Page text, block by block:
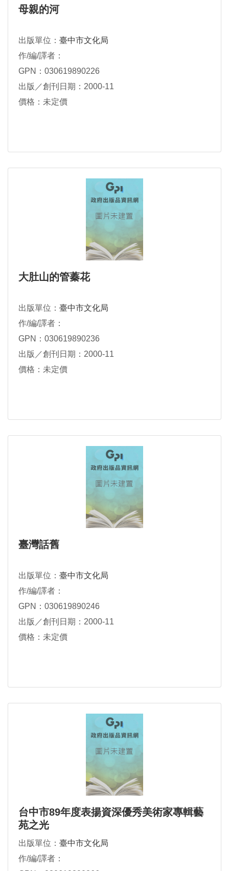
母親的河
出版單位： 臺中市文化局
作/編/譯者：
GPN：030619890226
出版／創刊日期：2000-11
價格：未定價
大肚山的管蓁花
出版單位： 臺中市文化局
作/編/譯者：
GPN：030619890236
出版／創刊日期：2000-11
價格：未定價
臺灣話舊
出版單位： 臺中市文化局
作/編/譯者：
GPN：030619890246
出版／創刊日期：2000-11
價格：未定價
台中市89年度表揚資深優秀美術家專輯藝
苑之光
出版單位： 臺中市文化局
作/編/譯者：